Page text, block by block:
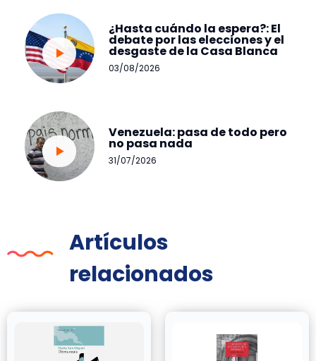
¿Hasta cuándo la espera?: El
debate por las elecciones y el
desgaste de la Casa Blanca
03/08/2026
Venezuela: pasa de todo pero
no pasa nada
31/07/2026
Artículos
relacionados